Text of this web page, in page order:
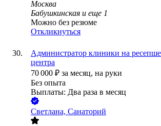
Москва
Бабушкинская и еще 1
Можно без резюме
Откликнуться
Администратор клиники на
центра
70 000 ₽ за месяц, на руки
Без опыта
Выплаты: Два раза в месяц
Светлана, Санаторий